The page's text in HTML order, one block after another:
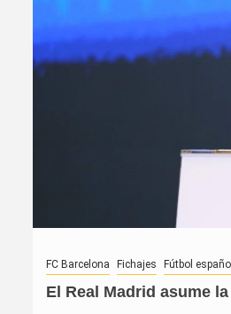
FC Barcelona Fichajes Fútbol español
El Real Madrid asume